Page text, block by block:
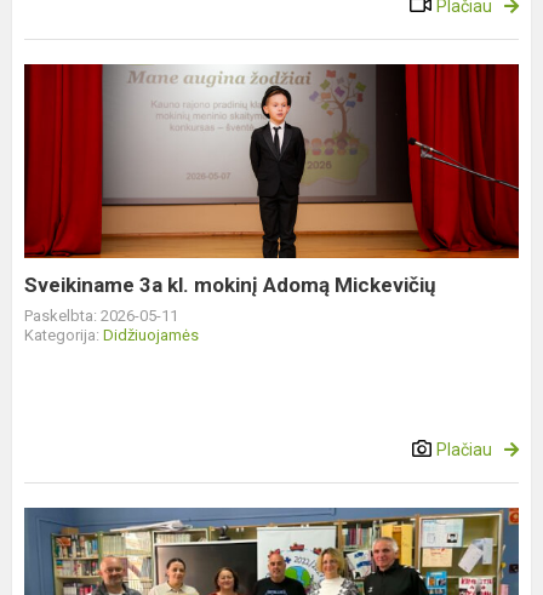
Plačiau
mokinį
Adomą
Mickevičių
Sveikiname 3a kl. mokinį Adomą Mickevičių
Paskelbta: 2026-05-11
Kategorija: Didžiuojamės
Plačiau
Trijų
dienų
darbo